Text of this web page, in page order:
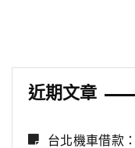
近期文章
台北機車借款